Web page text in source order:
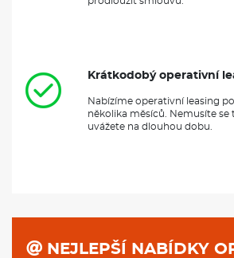
Krátkodobý operativní
Nabízíme operativní leasing
několika měsíců. Nemusíte se
uvážete na dlouhou dobu.
NEJLEPŠÍ NABÍDKY